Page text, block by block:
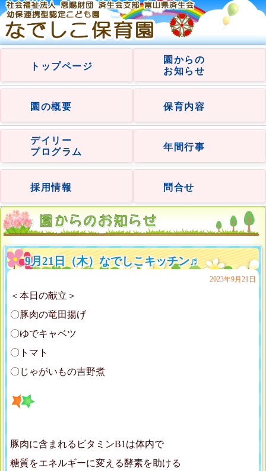
トップページ
園からの
お知らせ
園の概要 保育内容
デイリー
プログラム
年間行事
採用情報 問合せ
9月21日（木）なでしこキッチン♬
2023年9月21日
＜本日の献立＞
〇豚肉の竜田揚げ
〇ゆでキャベツ
〇トマト
〇じゃがいもの吉野煮
豚肉に含まれるビタミンB1は体内で
糖質をエネルギーに変える酵素を助ける